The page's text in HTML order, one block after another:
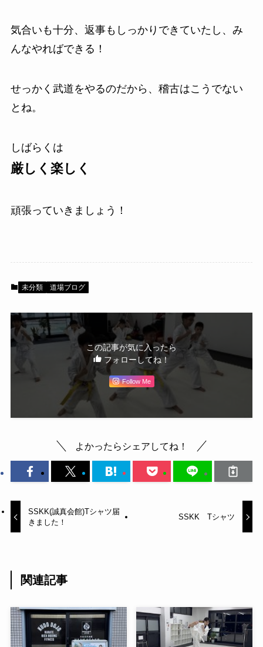
気合いも十分、返事もしっかりできていたし、み
んなやればできる！
せっかく武道をやるのだから、稽古はこうでない
とね。
しばらくは
厳しく楽しく
頑張っていきましょう！
未分類 道場ブログ
この記事が気に入ったら
フォローしてね！
Follow Me
よかったらシェアしてね！
SSKK(誠真会館)Tシャツ届
きました！
SSKK Tシャツ
関連記事